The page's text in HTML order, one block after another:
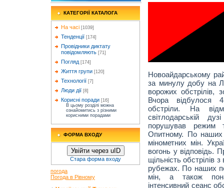
КАТЕГОРІЇ КАТАЛОГА
На часі [1039]
Тенденції [174]
Провідники диктату
повідомляють [71]
Погляд [174]
Життя групи [120]
Технології [7]
Люди дії [8]
Корисні поради [16]
В цьому розділі можна
ознайомитись з різними
корисними порадами
ФОРМА ВХОДУ
Увійти через uID
Стара форма входу
погода
Погода в Рівному
Новоайдарському
за минулу добу на
ворожих обстрілів,
Вчора відбулося
обстріли. На
світлодарській
порушував режим
Опитному. По наших
мінометних мін.
вогонь у відповідь.
щільність обстрілів
рубежах. По наших
мін, а також
інтенсивний сеанс